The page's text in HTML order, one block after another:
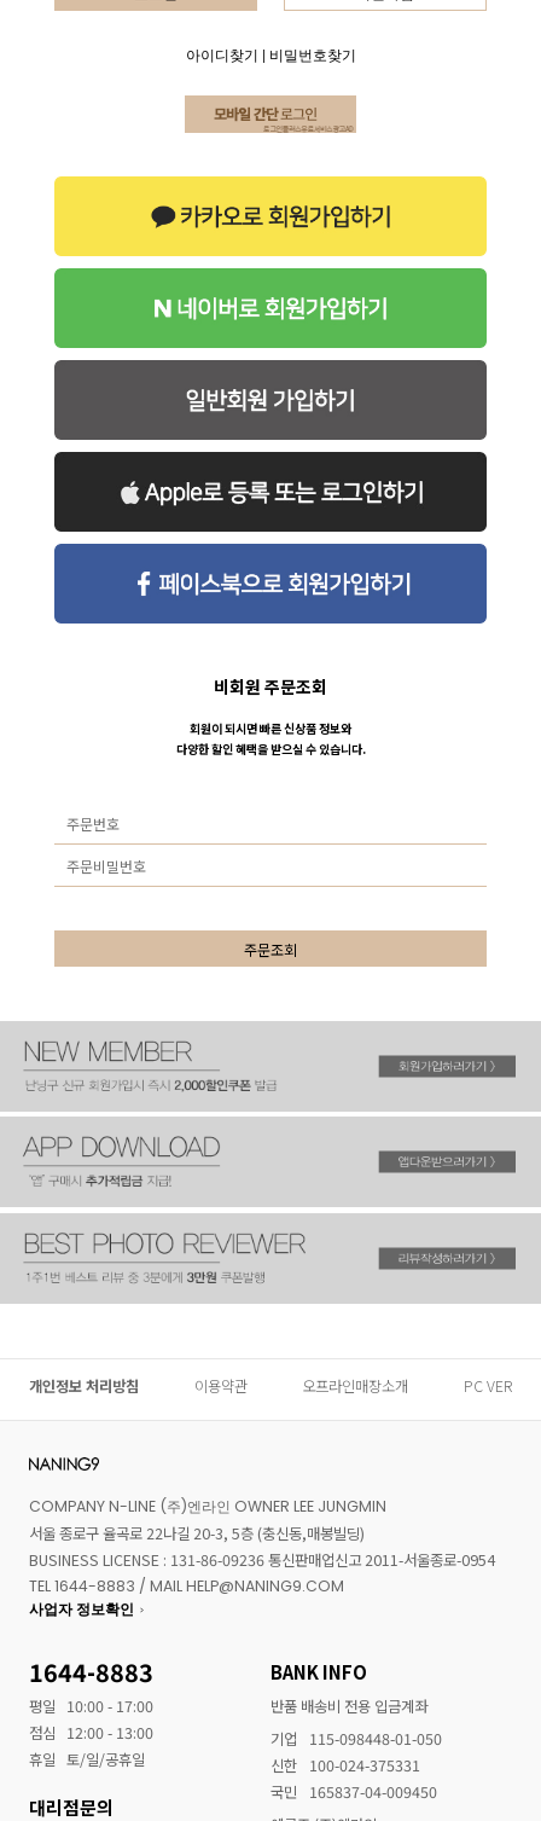
아이디찾기 비밀번호찾기
비회원 주문조회
회원이 되시면 빠른 신상품 정보와
다양한 할인 혜택을 받으실 수 있습니다.
주문조회
개인정보 처리방침 이용약관 오프라인매장소개 PC VER
COMPANY N-LINE (주)엔라인 OWNER LEE JUNGMIN
서울 종로구 율곡로 22나길 20-3, 5층 (충신동,매봉빌딩)
BUSINESS LICENSE : 131-86-09236 통신판매업신고 2011-서울종로-0954
TEL 1644-8883 / MAIL HELP@NANING9.COM
사업자 정보확인
1644-8883
평일
10:00 - 17:00
점심
12:00 - 13:00
휴일 토/일/공휴일
대리점문의
BANK INFO
반품 배송비 전용 입금계좌
기업
115-098448-01-050
신한
100-024-375331
국민
165837-04-009450